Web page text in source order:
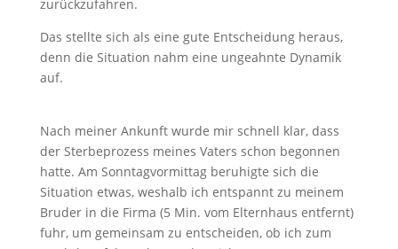
zurückzufahren.
Das stellte sich als eine gute Entscheidung heraus,
denn die Situation nahm eine ungeahnte Dynamik
auf.
Nach meiner Ankunft wurde mir schnell klar, dass
der Sterbeprozess meines Vaters schon begonnen
hatte. Am Sonntagvormittag beruhigte sich die
Situation etwas, weshalb ich entspannt zu meinem
Bruder in die Firma (5 Min. vom Elternhaus entfernt)
fuhr, um gemeinsam zu entscheiden, ob ich zum